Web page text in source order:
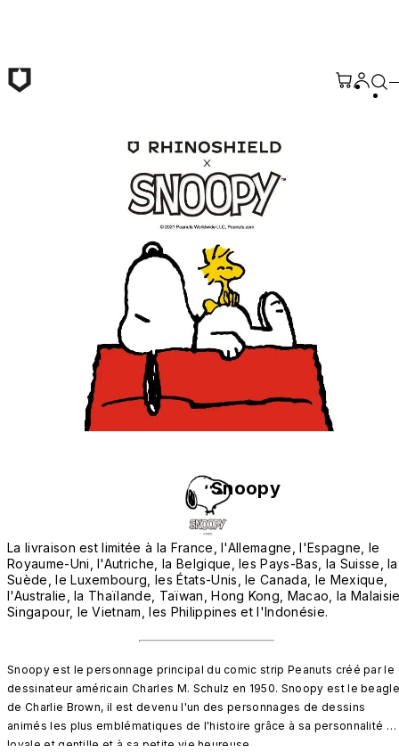
Snoopy
La livraison est limitée à la France, l'Allemagne, l'Espagne, le
Royaume-Uni, l'Autriche, la Belgique, les Pays-Bas, la Suisse, la
Suède, le Luxembourg, les États-Unis, le Canada, le Mexique,
l'Australie, la Thaïlande, Taïwan, Hong Kong, Macao, la
Singapour, le Vietnam, les Philippines et l'Indonésie.
Snoopy est le personnage principal du comic strip Peanuts créé par le
dessinateur américain Charles M. Schulz en 1950. Snoopy est le
de Charlie Brown, il est devenu l'un des personnages de dessins
animés les plus emblématiques de l'histoire grâce à sa personnalité
loyale et gentille et à sa petite vie heureuse.